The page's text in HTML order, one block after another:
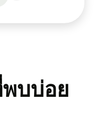
บบ่อย